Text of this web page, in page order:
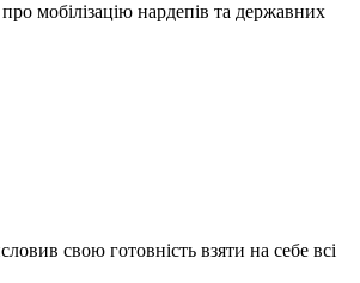
мобілізацію нардепів та державних
свою готовність взяти на себе всі